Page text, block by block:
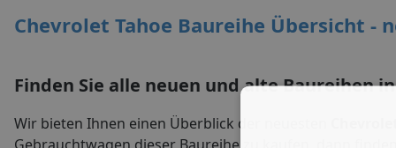
Chevrolet Tahoe Baureihe Übersicht -
Finden Sie alle neuen und alte Baureihen
Wir bieten Ihnen einen Überblick der neuesten